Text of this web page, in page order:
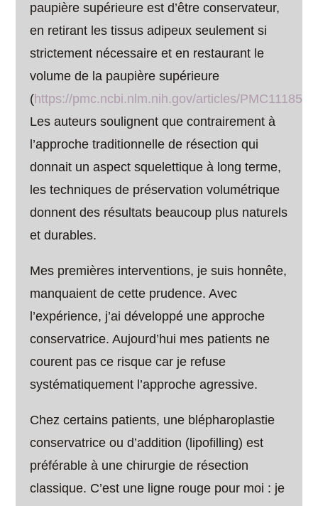
paupière supérieure est d’être conservateur,
en retirant les tissus adipeux seulement si
strictement nécessaire et en restaurant le
volume de la paupière supérieure
(https://pmc.ncbi.nlm.nih.gov/articles/
Les auteurs soulignent que contrairement à
l’approche traditionnelle de résection qui
donnait un aspect squelettique à long terme,
les techniques de préservation volumétrique
donnent des résultats beaucoup plus naturels
et durables.
Mes premières interventions, je suis honnête,
manquaient de cette prudence. Avec
l’expérience, j’ai développé une approche
conservatrice. Aujourd’hui mes patients ne
courent pas ce risque car je refuse
systématiquement l’approche agressive.
Chez certains patients, une blépharoplastie
conservatrice ou d’addition (lipofilling) est
préférable à une chirurgie de résection
classique. C’est une ligne rouge pour moi : je